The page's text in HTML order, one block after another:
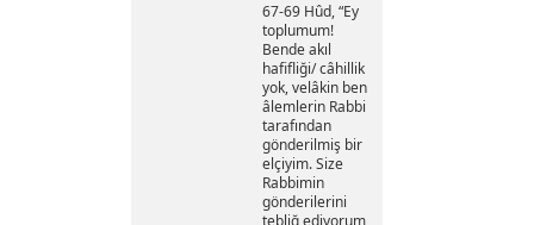
67-69 Hûd, “Ey
toplumum!
Bende akıl
hafifliği/ câhillik
yok, velâkin ben
âlemlerin Rabbi
tarafından
gönderilmiş bir
elçiyim. Size
Rabbimin
gönderilerini